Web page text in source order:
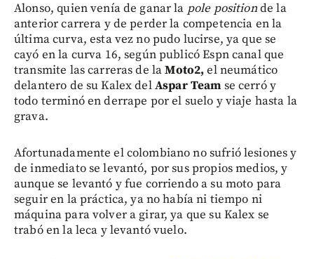
Alonso, quien venía de ganar la pole positionde la
anterior carrera y de perder la competencia en la
última curva, esta vez no pudo lucirse, ya que se
cayó en la curva 16, según publicó Espn canal que
transmite las carreras de laMoto2,el neumático
delantero de su Kalex delAspar Team se cerró y
todo terminó en derrape por el suelo y viaje hasta la
grava.
Afortunadamente el colombiano no sufrió lesiones y
de inmediato se levantó, por sus propios medios, y
aunque se levantó y fue corriendo a su moto para
seguir en la práctica, ya no había ni tiempo ni
máquina para volver a girar, ya que su Kalex se
trabó en la leca y levantó vuelo.